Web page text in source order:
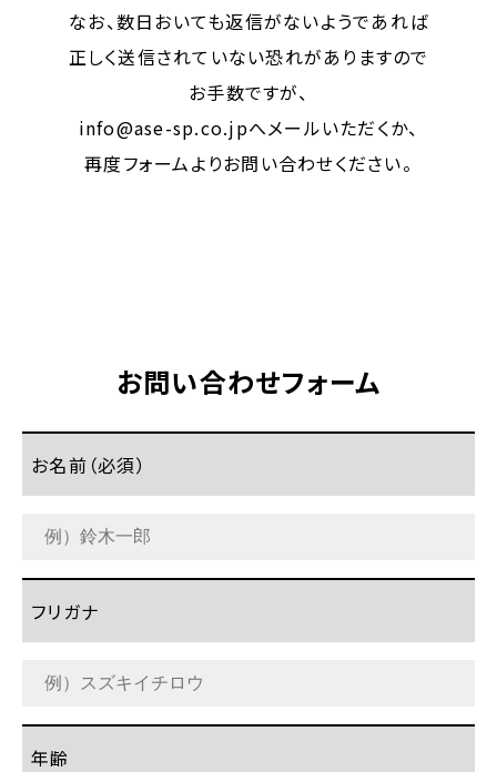
なお、数日おいても返信がないようであれば
正しく送信されていない恐れがありますので
お手数ですが、
info@ase-sp.co.jpへメールいただくか、
再度フォームよりお問い合わせください。
お問い合わせフォーム
お名前（必須）
フリガナ
年齢